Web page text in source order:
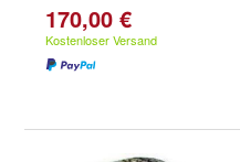
170,00 €
Kostenloser Versand